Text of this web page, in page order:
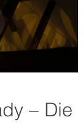
– Die